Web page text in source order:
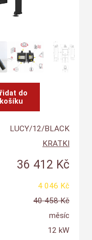
LUCY/12/BLACK
KRATKI
36 412 Kč
4 046 Kč
40 458 Kč
měsíc
12 kW